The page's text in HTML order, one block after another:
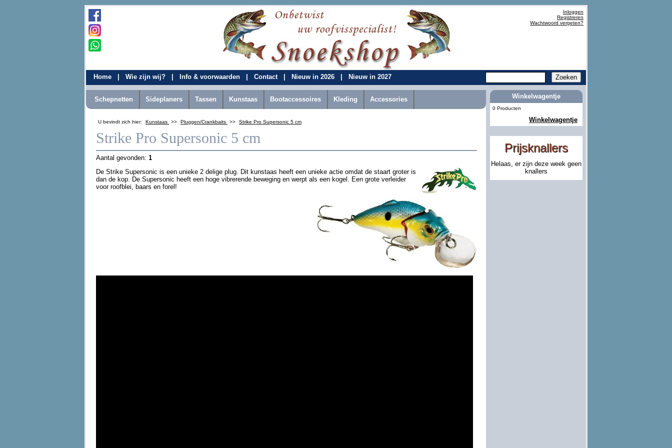
Inloggen
Registreren
Wachtwoord vergeten?
Home Wie zijn wij? Info & voorwaarden Contact Nieuw in 2026 Nieuw in 2027
Winkelwagentje
0 Producten
Winkelwagentje
Prijsknallers
Helaas, er zijn deze week geen
knallers
Schepnetten Sideplaners Tassen Kunstaas Bootaccessoires Kleding Accessories
U bevindt zich hier: Kunstaas >> Pluggen/Crankbaits >> Strike Pro Supersonic 5 cm
Strike Pro Supersonic 5 cm
Aantal gevonden: 1
De Strike Supersonic is een unieke 2 delige plug. Dit kunstaas heeft een unieke actie omdat de staart groter is
dan de kop. De Supersonic heeft een hoge vibrerende beweging en werpt als een kogel. Een grote verleider
voor roofblei, baars en forel!